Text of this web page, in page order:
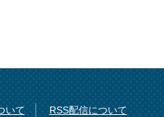
いて RSS配信について